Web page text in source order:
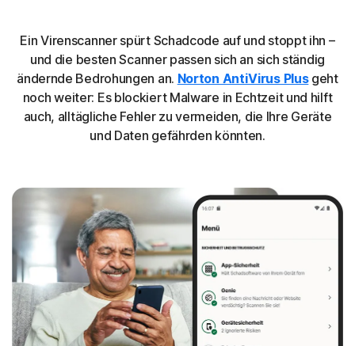
Ein Virenscanner spürt Schadcode auf und stoppt ihn –
und die besten Scanner passen sich an sich ständig
ändernde Bedrohungen an. Norton AntiVirus Plusgeht
noch weiter: Es blockiert Malware in Echtzeit und hilft
auch, alltägliche Fehler zu vermeiden, die Ihre Geräte
und Daten gefährden könnten.